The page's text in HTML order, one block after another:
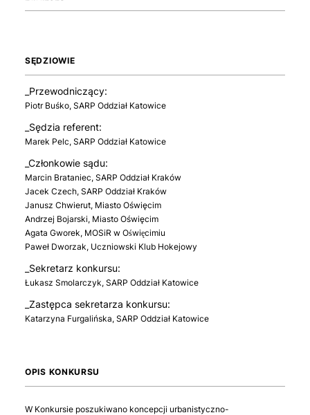
SĘDZIOWIE
_Przewodniczący:
Piotr Buśko, SARP Oddział Katowice
_Sędzia referent:
Marek Pelc, SARP Oddział Katowice
_Członkowie sądu:
Marcin Brataniec, SARP Oddział Kraków
Jacek Czech, SARP Oddział Kraków
Janusz Chwierut, Miasto Oświęcim
Andrzej Bojarski, Miasto Oświęcim
Agata Gworek, MOSiR w Oświęcimiu
Paweł Dworzak, Uczniowski Klub Hokejowy
_Sekretarz konkursu:
Łukasz Smolarczyk, SARP Oddział Katowice
_Zastępca sekretarza konkursu:
Katarzyna Furgalińska, SARP Oddział Katowice
OPIS KONKURSU
W Konkursie poszukiwano koncepcji urbanistyczno-